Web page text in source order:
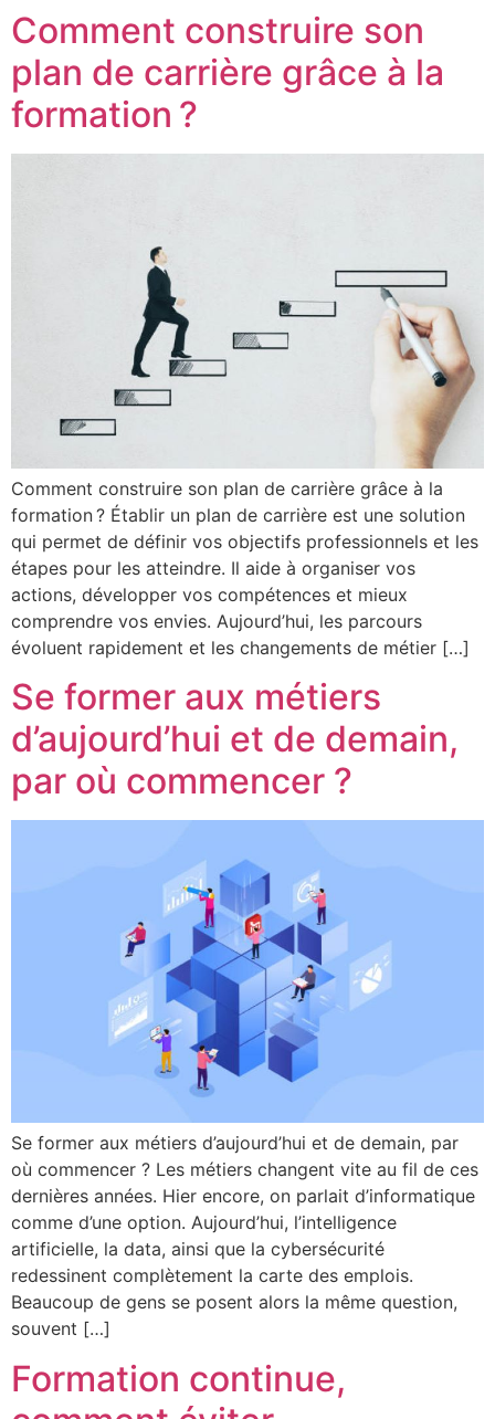
Comment construire son
plan de carrière grâce à la
formation ?
Comment construire son plan de carrière grâce à la
formation ? Établir un plan de carrière est une solution
qui permet de définir vos objectifs professionnels et les
étapes pour les atteindre. Il aide à organiser vos
actions, développer vos compétences et mieux
comprendre vos envies. Aujourd’hui, les parcours
évoluent rapidement et les changements de métier […]
Se former aux métiers
d’aujourd’hui et de demain,
par où commencer ?
Se former aux métiers d’aujourd’hui et de demain, par
où commencer ? Les métiers changent vite au fil de ces
dernières années. Hier encore, on parlait d’informatique
comme d’une option. Aujourd’hui, l’intelligence
artificielle, la data, ainsi que la cybersécurité
redessinent complètement la carte des emplois.
Beaucoup de gens se posent alors la même question,
souvent […]
Formation continue,